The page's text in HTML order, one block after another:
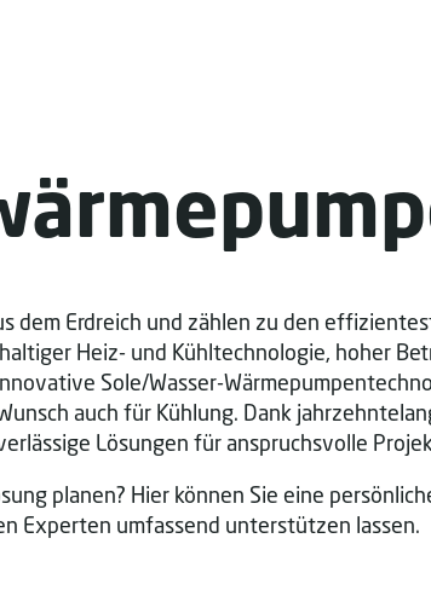
dem Erdreich und zählen zu den
Heiz- und Kühltechnologie, hoher
Sole/Wasser-
auch für Kühlung. Dank
Lösungen für anspruchsvolle
planen? Hier können Sie eine
Experten umfassend unterstützen lassen.